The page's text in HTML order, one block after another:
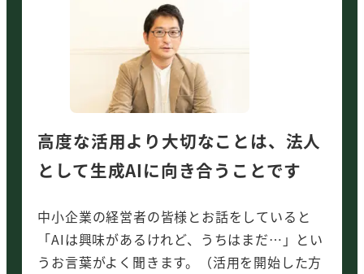
高度な活用より大切なことは、法人
として生成AIに向き合うことです
中小企業の経営者の皆様とお話をしていると
「AIは興味があるけれど、うちはまだ…」とい
うお言葉がよく聞きます。（活用を開始した方